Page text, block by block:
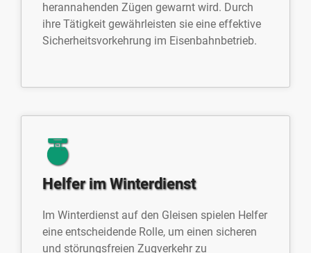
herannahenden Zügen gewarnt wird. Durch
ihre Tätigkeit gewährleisten sie eine effektive
Sicherheitsvorkehrung im Eisenbahnbetrieb.
Helfer im Winterdienst
Im Winterdienst auf den Gleisen spielen Helfer
eine entscheidende Rolle, um einen sicheren
und störungsfreien Zugverkehr zu